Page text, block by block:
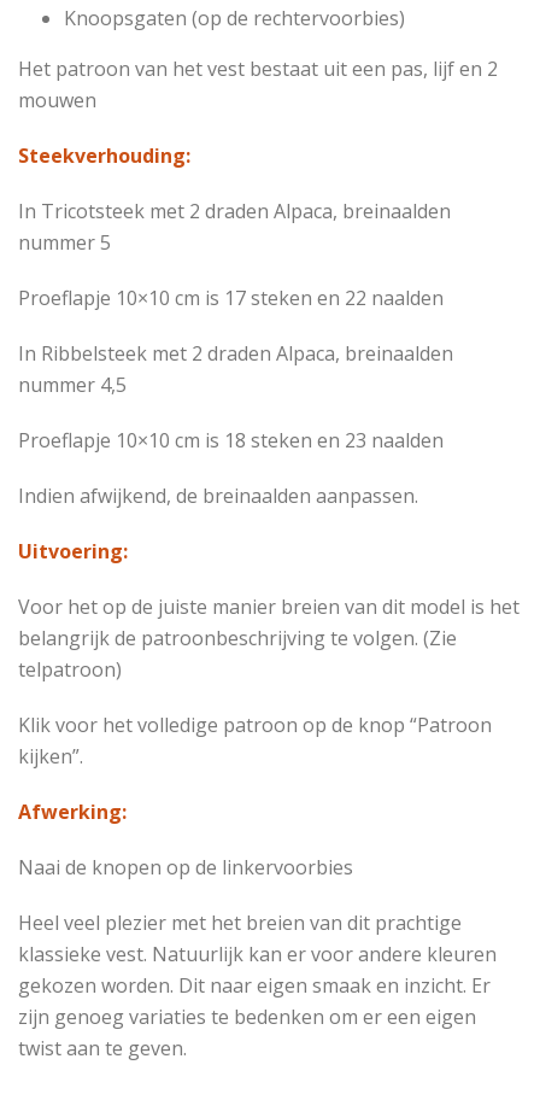
Knoopsgaten (op de rechtervoorbies)
Het patroon van het vest bestaat uit een pas, lijf en 2
mouwen
Steekverhouding:
In Tricotsteek met 2 draden Alpaca, breinaalden
nummer 5
Proeflapje 10×10 cm is 17 steken en 22 naalden
In Ribbelsteek met 2 draden Alpaca, breinaalden
nummer 4,5
Proeflapje 10×10 cm is 18 steken en 23 naalden
Indien afwijkend, de breinaalden aanpassen.
Uitvoering:
Voor het op de juiste manier breien van dit model is het
belangrijk de patroonbeschrijving te volgen. (Zie
telpatroon)
Klik voor het volledige patroon op de knop “Patroon
kijken”.
Afwerking:
Naai de knopen op de linkervoorbies
Heel veel plezier met het breien van dit prachtige
klassieke vest. Natuurlijk kan er voor andere kleuren
gekozen worden. Dit naar eigen smaak en inzicht. Er
zijn genoeg variaties te bedenken om er een eigen
twist aan te geven.